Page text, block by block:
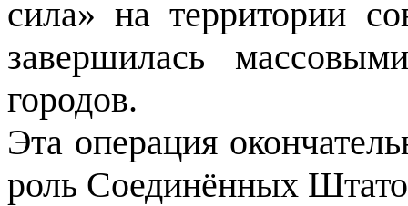
сила» на территории
завершилась
городов.
Эта операция
роль Соединённых